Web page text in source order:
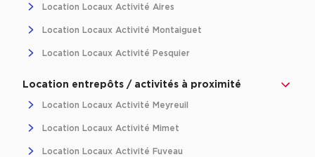
Location Locaux Activité Aires
Location Locaux Activité Montaiguet
Location Locaux Activité Pesquier
Location entrepôts / activités à proximité
Location Locaux Activité Meyreuil
Location Locaux Activité Mimet
Location Locaux Activité Fuveau